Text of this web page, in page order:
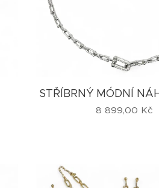
STŘÍBRNÝ MÓDNÍ
8 899,00 Kč